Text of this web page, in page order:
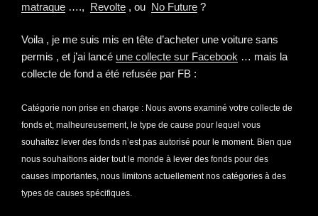
matraque …., Revolte , ou No Future ?
Voila , je me suis mis en tête d’acheter une voiture sans
permis , et j’ai lancé une collecte sur Facebook … mais la
collecte de fond a été refusée par FB :
Catégorie non prise en charge : Nous avons examiné votre collecte de
fonds et, malheureusement, le type de cause pour lequel vous
souhaitez lever des fonds n’est pas autorisé pour le moment. Bien que
nous souhaitions aider tout le monde à lever des fonds pour des
causes importantes, nous limitons actuellement nos catégories à des
types de causes spécifiques.